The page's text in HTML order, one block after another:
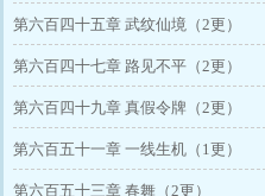
第六百四十五章 武纹仙境（2更）
第六百四十七章 路见不平（2更）
第六百四十九章 真假令牌（2更）
第六百五十一章 一线生机（1更）
第六百五十三章 春舞（2更）